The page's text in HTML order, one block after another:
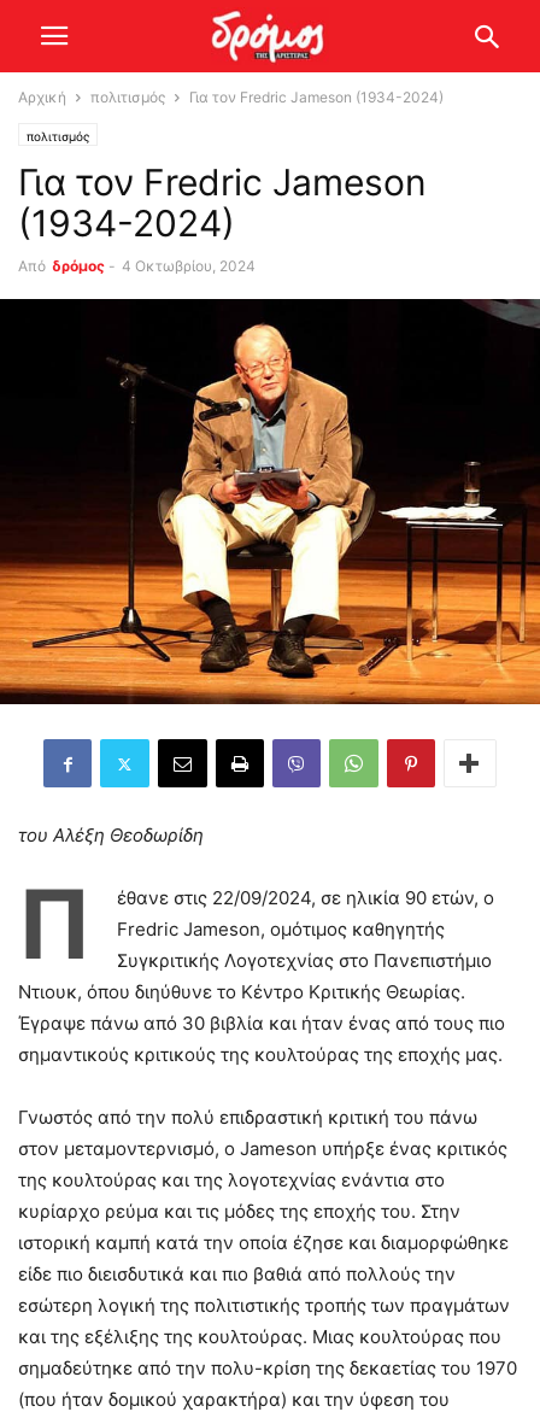
Αρχική πολιτισμός Για τον Fredric Jameson (1934-2024)
πολιτισμός
Για τον Fredric Jameson
(1934-2024)
Από δρόμος - 4 Οκτωβρίου, 2024
του Αλέξη Θεοδωρίδη
Π
έθανε στις 22/09/2024, σε ηλικία 90 ετών, ο
Fredric Jameson, ομότιμος καθηγητής
Συγκριτικής Λογοτεχνίας στο Πανεπιστήμιο
Ντιουκ, όπου διηύθυνε το Κέντρο Κριτικής Θεωρίας.
Έγραψε πάνω από 30 βιβλία και ήταν ένας από τους πιο
σημαντικούς κριτικούς της κουλτούρας της εποχής μας.
Γνωστός από την πολύ επιδραστική κριτική του πάνω
στον μεταμοντερνισμό, ο Jameson υπήρξε ένας κριτικός
της κουλτούρας και της λογοτεχνίας ενάντια στο
κυρίαρχο ρεύμα και τις μόδες της εποχής του. Στην
ιστορική καμπή κατά την οποία έζησε και διαμορφώθηκε
είδε πιο διεισδυτικά και πιο βαθιά από πολλούς την
εσώτερη λογική της πολιτιστικής τροπής των πραγμάτων
και της εξέλιξης της κουλτούρας. Μιας κουλτούρας που
σημαδεύτηκε από την πολυ-κρίση της δεκαετίας του 1970
(που ήταν δομικού χαρακτήρα) και την ύφεση του